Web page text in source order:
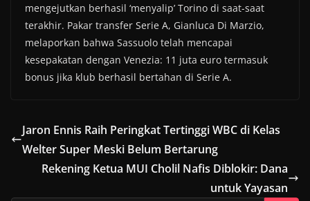
mengejutkan berhasil ‘menyalip’ Torino di saat-saat
terakhir. Pakar transfer Serie A, Gianluca Di Marzio,
melaporkan bahwa Sassuolo telah mencapai
kesepakatan dengan Venezia: 11 juta euro termasuk
bonus jika klub berhasil bertahan di Serie A.
Jaron Ennis Raih Peringkat Tertinggi WBC di Kelas
Welter Super Meski Belum Bertarung
Rekening Ketua MUI Cholil Nafis Diblokir: Dana
untuk Yayasan